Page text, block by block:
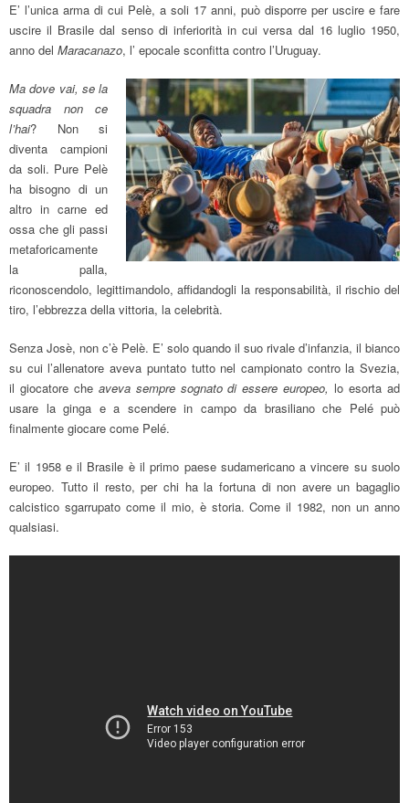
E’ l’unica arma di cui Pelè, a soli 17 anni, può disporre per uscire e fare
uscire il Brasile dal senso di inferiorità in cui versa dal 16 luglio 1950,
anno del Maracanazo, l’ epocale sconfitta contro l’Uruguay.
Ma dove vai, se la
squadra non ce
l’hai? Non si
diventa campioni
da soli. Pure Pelè
ha bisogno di un
altro in carne ed
ossa che gli passi
metaforicamente
la palla,
riconoscendolo, legittimandolo, affidandogli la responsabilità, il rischio del
tiro, l’ebbrezza della vittoria, la celebrità.
Senza Josè, non c’è Pelè. E’ solo quando il suo rivale d’infanzia, il bianco
su cui l’allenatore aveva puntato tutto nel campionato contro la Svezia,
il giocatore cheaveva sempre sognato di essere europeo, lo esorta ad
usare la ginga e a scendere in campo da brasiliano che Pelé può
finalmente giocare come Pelé.
E’ il 1958 e il Brasile è il primo paese sudamericano a vincere su suolo
europeo. Tutto il resto, per chi ha la fortuna di non avere un bagaglio
calcistico sgarrupato come il mio, è storia. Come il 1982, non un anno
qualsiasi.